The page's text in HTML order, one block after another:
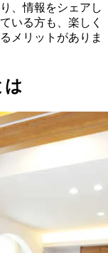
、情報をシェアし
いる方も、楽しく
メリットがありま
は